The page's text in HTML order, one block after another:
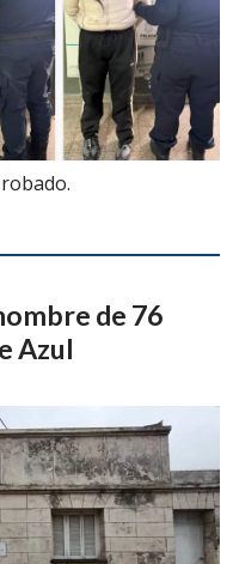
de 76
Azul